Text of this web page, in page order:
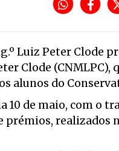
Luiz Peter Clode
Clode (CNMLPC),
alunos do
10 de maio, com o
prémios, realizados